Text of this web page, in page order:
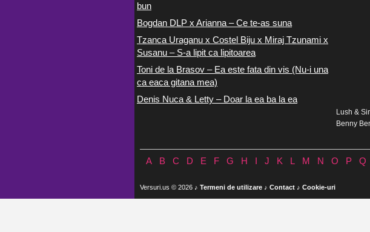
Lush &
Benny
bun
Bogdan DLP x Arianna – Ce te-as suna
Tzanca Uraganu x Costel Biju x Miraj Tzunami x
Susanu – S-a lipit ca lipitoarea
Toni de la Brasov – Ea este fata din vis (Nu-i una
ca eaca gitana mea)
Denis Nuca & Letty – Doar la ea ba la ea
A B C D E F G H J K L M N O P Q
Versuri.us © 2026 ♪ Termeni de utilizare ♪ Contact ♪ Cookie-uri